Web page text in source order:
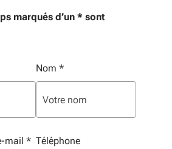
marqués d’un * sont
personnelles
Nom *
mail * Téléphone